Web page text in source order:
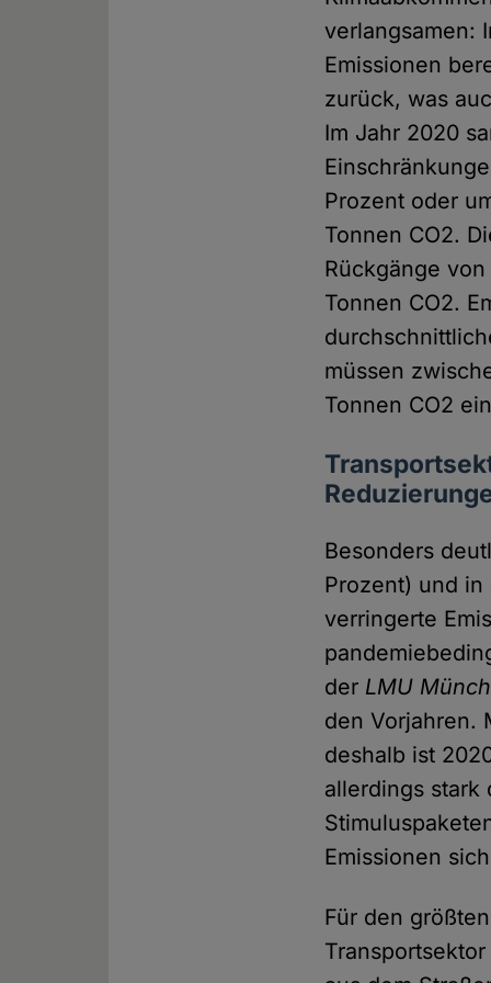
verlangsamen:
Emissionen
zurück, was
Im Jahr 2020
Prozent oder
Tonnen CO2.
Rückgänge
Tonnen CO2.
müssen
Tonnen CO2
Besonders
Prozent) und
verringerte
der LMU
den Vorjahren.
deshalb ist
allerdings stark
Emissionen
Für den